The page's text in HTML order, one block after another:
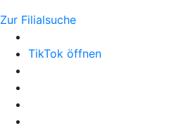
Zur Filialsuche
TikTok öffnen